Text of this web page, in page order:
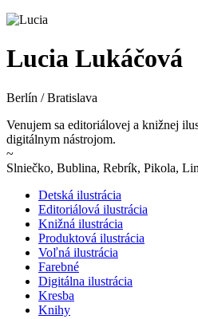
Lucia Lukáčová
Berlín / Bratislava
Venujem sa editoriálovej a knižnej
digitálnym nástrojom.
~
Slniečko, Bublina, Rebrík, Pikola,
Detská ilustrácia
Editoriálová ilustrácia
Knižná ilustrácia
Produktová ilustrácia
Voľná ilustrácia
Farebné
Digitálna ilustrácia
Kresba
Knihy